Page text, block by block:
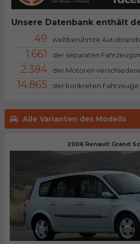
Alle Varianten des Modells
2006 Renault Grand
Unsere Datenbank enthält
49 weltberühmte Autobrands
1.661 der separaten
2.384 der Motoren
14.865 der konkreten Fahrzeuge